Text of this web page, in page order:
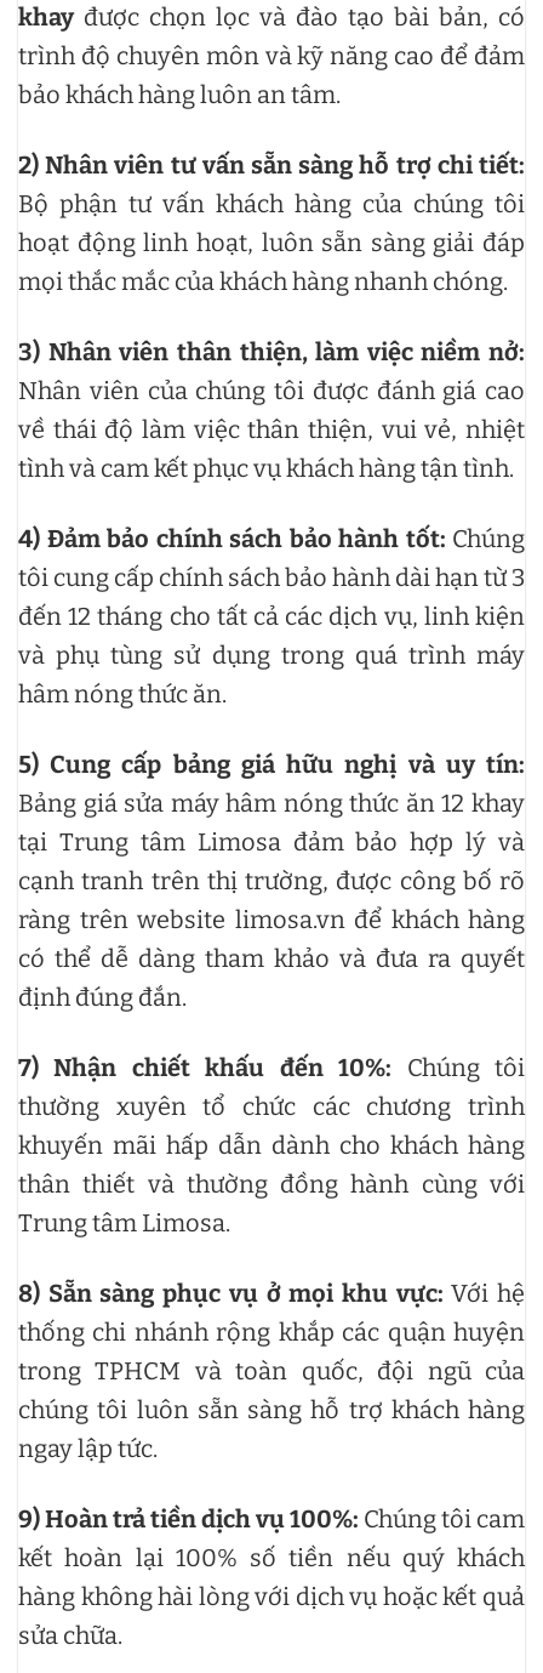
khayđược chọn lọc và đào tạo bài bản, có
trình độ chuyên môn và kỹ năng cao để đảm
bảo khách hàng luôn an tâm.
2)Nhân viên tư vấn sẵn sàng hỗ trợ chi tiết:
Bộ phận tư vấn khách hàng của chúng tôi
hoạt động linh hoạt, luôn sẵn sàng giải đáp
mọi thắc mắc của khách hàng nhanh chóng.
3) Nhân viên thân thiện, làm việc niềm nở:
Nhân viên của chúng tôi được đánh giá cao
về thái độ làm việc thân thiện, vui vẻ, nhiệt
tình và cam kết phục vụ khách hàng tận tình.
4) Đảm bảo chính sách bảo hành tốt: Chúng
tôi cung cấp chính sách bảo hành dài hạn từ 3
đến 12 tháng cho tất cả các dịch vụ, linh kiện
và phụ tùng sử dụng trong quá trình máy
hâm nóng thức ăn.
5)Cung cấp bảng giá hữu nghị và uy tín:
Bảng giá sửa máy hâm nóng thức ăn 12 khay
tại Trung tâm Limosa đảm bảo hợp lý và
cạnh tranh trên thị trường, được công bố rõ
ràng trên website limosa.vn để khách hàng
có thể dễ dàng tham khảo và đưa ra quyết
định đúng đắn.
7)Nhận chiết khấu đến 10%: Chúng tôi
thường xuyên tổ chức các chương trình
khuyến mãi hấp dẫn dành cho khách hàng
thân thiết và thường đồng hành cùng với
Trung tâm Limosa.
8) Sẵn sàng phục vụ ở mọi khu vực:Với hệ
thống chi nhánh rộng khắp các quận huyện
trong TPHCM và toàn quốc, đội ngũ của
chúng tôi luôn sẵn sàng hỗ trợ khách hàng
ngay lập tức.
9)Hoàn trả tiền dịch vụ 100%: Chúng tôi cam
kết hoàn lại 100% số tiền nếu quý khách
hàng không hài lòng với dịch vụ hoặc kết quả
sửa chữa.